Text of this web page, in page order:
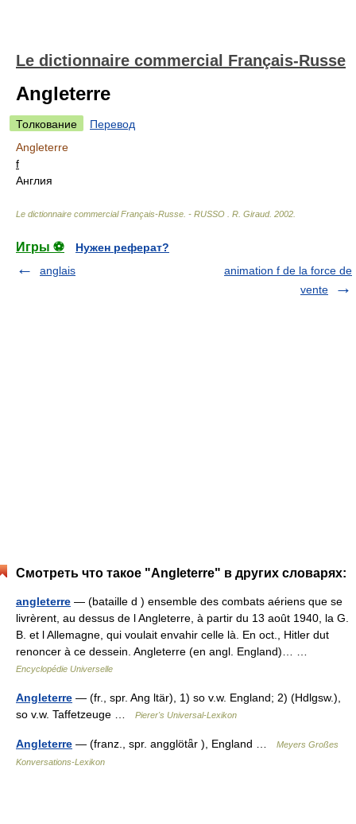
Le dictionnaire commercial Français-Russe
Angleterre
Толкование
Перевод
Angleterre
f
Англия
Le dictionnaire commercial Français-Russe. - RUSSO R. Giraud. 2002
Игры ⚽
Нужен реферат?
anglais
animation f de la force de
vente
Смотреть что такое "Angleterre" в других словарях:
angleterre — (bataille d ) ensemble des combats aériens que se
livrèrent, au dessus de l Angleterre, à partir du 13 août 1940, la G.
B. et l Allemagne, qui voulait envahir celle là. En oct., Hitler dut
renoncer à ce dessein. Angleterre (en angl. England)… …
Encyclopédie Universelle
Angleterre — (fr., spr. Ang ltär), 1) so v.w. England; 2) (Hdlgsw.),
so v.w. Taffetzeuge …
Pierer's Universal-Lexikon
Angleterre — (franz., spr. angglötǟr ), England …
Meyers Großes
Konversations-Lexikon